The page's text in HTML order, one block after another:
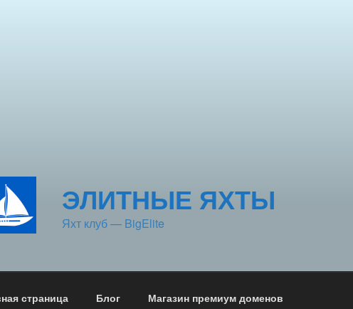
ЭЛИТНЫЕ ЯХТЫ
Яхт клуб — BigElite
страница Блог Магазин премиум доменов